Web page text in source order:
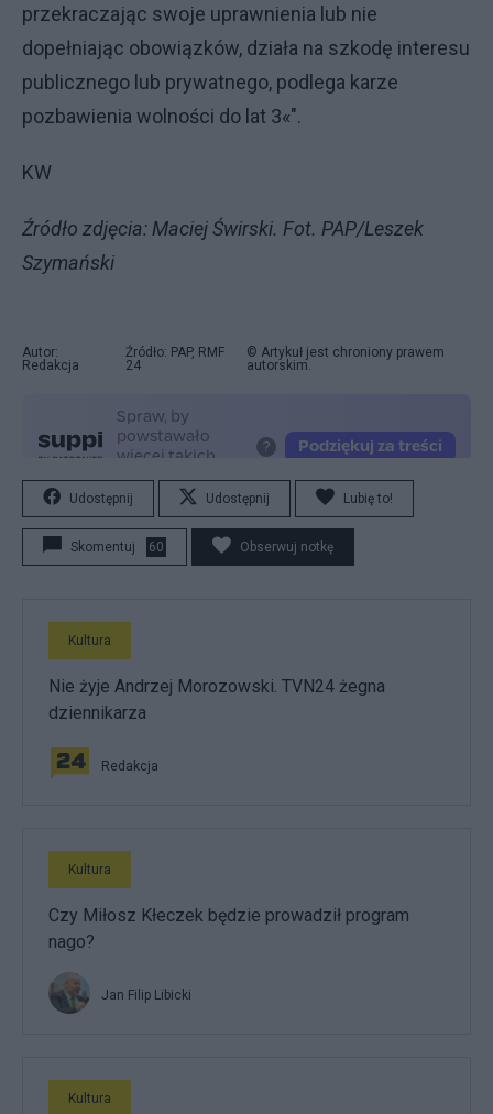
przekraczając swoje uprawnienia lub nie
dopełniając obowiązków, działa na szkodę interesu
publicznego lub prywatnego, podlega karze
pozbawienia wolności do lat 3«".
KW
Źródło zdjęcia: Maciej Świrski. Fot. PAP/Leszek
Szymański
Autor:
Redakcja
Źródło: PAP, RMF
24
© Artykuł jest chroniony prawem
autorskim.
Udostępnij Udostępnij Lubię to!
Skomentuj 60 Obserwuj notkę
Kultura
Nie żyje Andrzej Morozowski. TVN24 żegna
dziennikarza
Redakcja
Kultura
Czy Miłosz Kłeczek będzie prowadził program
nago?
Jan Filip Libicki
Kultura